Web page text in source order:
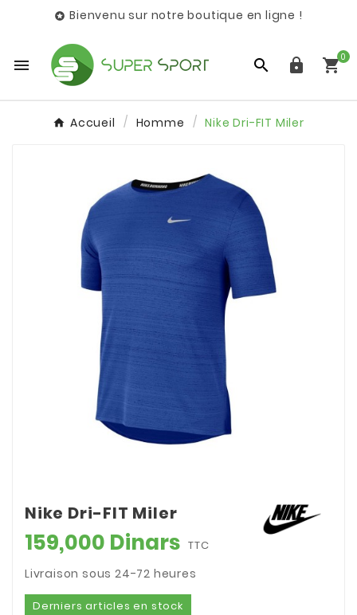
 Bienvenu sur notre boutique en ligne !
   0
Accueil Homme Nike Dri-FIT Miler
Nike Dri-FIT Miler
159,000 Dinars TTC
Livraison sous 24-72 heures
Derniers articles en stock